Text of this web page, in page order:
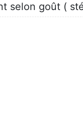
selon goût (